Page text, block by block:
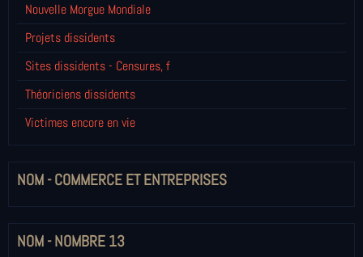
Nouvelle Morgue Mondiale
Projets dissidents
Sites dissidents - Censures, f
Théoriciens dissidents
Victimes encore en vie
NOM - COMMERCE ET ENTREPRISES
NOM - NOMBRE 13